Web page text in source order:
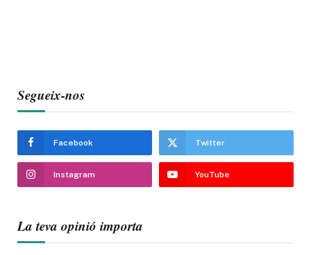
Segueix-nos
Facebook Twitter
Instagram YouTube
La teva opinió importa